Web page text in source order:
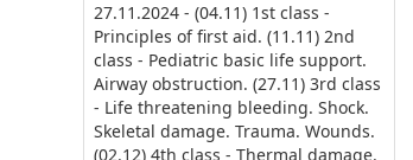
27.11.2024 - (04.11) 1st class -
Principles of first aid. (11.11) 2nd
class - Pediatric basic life support.
Airway obstruction. (27.11) 3rd class
- Life threatening bleeding. Shock.
Skeletal damage. Trauma. Wounds.
(02.12) 4th class - Thermal damage.